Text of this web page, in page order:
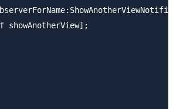
showAnotherView];